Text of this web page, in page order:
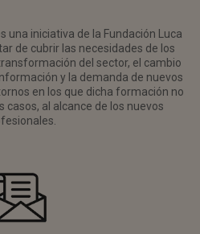
una iniciativa de la Fundación Luca
de cubrir las necesidades de los
del sector, el cambio
y la demanda de nuevos
en los que dicha formación no
casos, al alcance de los nuevos